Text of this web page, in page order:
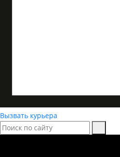
Вызвать курьера